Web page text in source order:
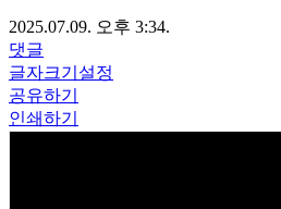
2025.07.09. 오후 3:34.
댓글
글자크기설정
공유하기
인쇄하기